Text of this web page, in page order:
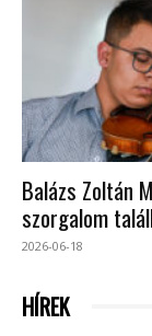
Balázs Zoltán
szorgalom
2026-06-18
HÍREK